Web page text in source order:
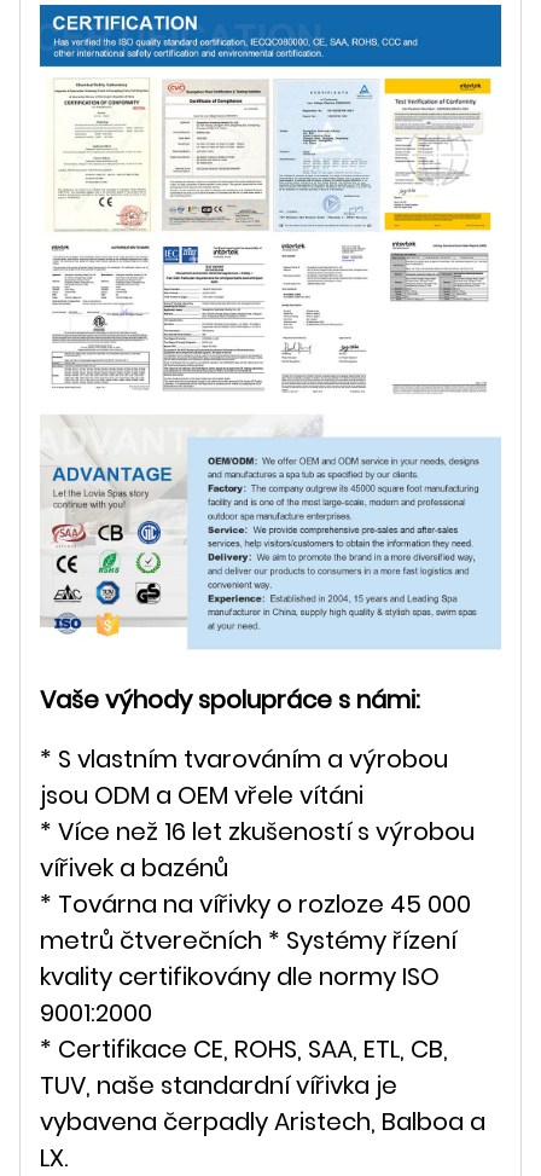
Vaše výhody spolupráce s námi:
* S vlastním tvarováním a výrobou
jsou ODM a OEM vřele vítáni
* Více než 16 let zkušeností s výrobou
vířivek a bazénů
* Továrna na vířivky o rozloze 45 000
metrů čtverečních * Systémy řízení
kvality certifikovány dle normy ISO
9001:2000
* Certifikace CE, ROHS, SAA, ETL, CB,
TUV, naše standardní vířivka je
vybavena čerpadly Aristech, Balboa a
LX.